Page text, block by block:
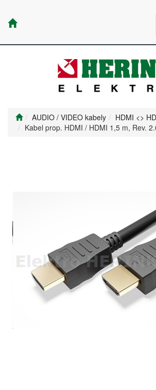
AUDIO / VIDEO kabely
HDMI <>
Kabel prop. HDMI / HDMI 1,5 m, Rev.